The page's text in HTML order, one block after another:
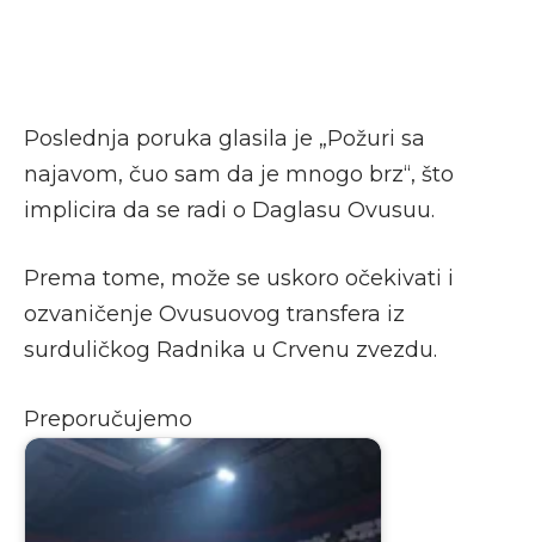
Poslednja poruka glasila je „Požuri sa
najavom, čuo sam da je mnogo brz“, što
implicira da se radi o Daglasu Ovusuu.
Prema tome, može se uskoro očekivati i
ozvaničenje Ovusuovog transfera iz
surduličkog Radnika u Crvenu zvezdu.
Preporučujemo